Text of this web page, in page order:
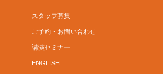
スタッフ募集
ご予約・お問い合わせ
講演セミナー
ENGLISH